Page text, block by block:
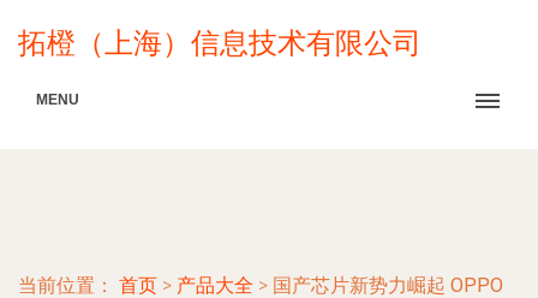
拓橙（上海）信息技术有限公司
MENU
当前位置： 首页 > 产品大全 > 国产芯片新势力崛起 OPPO